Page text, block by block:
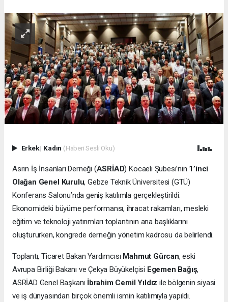
Erkek| Kadın (Haberi Sesli Oku)
Asrın İş İnsanları Derneği (ASRİAD) Kocaeli Şubesi’nin 1’inci
Olağan Genel Kurulu, Gebze Teknik Üniversitesi (GTÜ)
Konferans Salonu’nda geniş katılımla gerçekleştirildi.
Ekonomideki büyüme performansı, ihracat rakamları, mesleki
eğitim ve teknoloji yatırımları toplantının ana başlıklarını
oluştururken, kongrede derneğin yönetim kadrosu da belirlendi.
Toplantı, Ticaret Bakan Yardımcısı Mahmut Gürcan, eski
Avrupa Birliği Bakanı ve Çekya Büyükelçisi Egemen Bağış,
ASRİAD Genel Başkanı İbrahim Cemil Yıldız ile bölgenin siyasi
ve iş dünyasından birçok önemli ismin katılımıyla yapıldı.